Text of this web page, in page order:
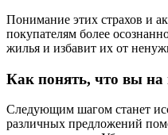
Понимание этих страхов и
покупателям более
жилья и избавит их от
Как понять, что вы
Следующим шагом станет
различных предложений